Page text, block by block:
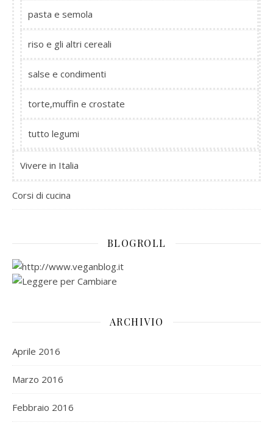
pasta e semola
riso e gli altri cereali
salse e condimenti
torte,muffin e crostate
tutto legumi
Vivere in Italia
Corsi di cucina
BLOGROLL
ARCHIVIO
Aprile 2016
Marzo 2016
Febbraio 2016